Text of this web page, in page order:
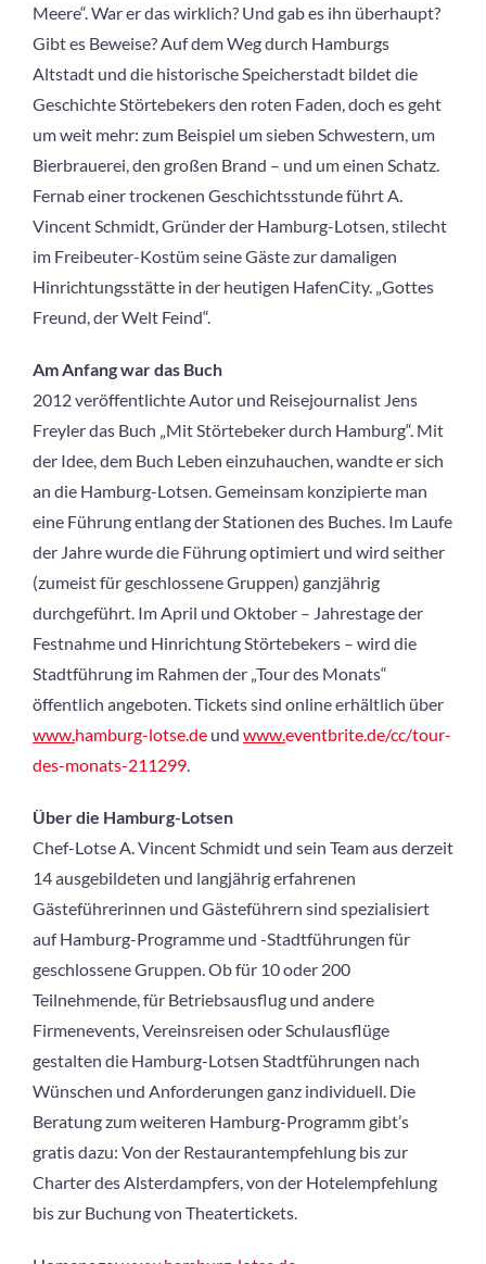
Meere“. War er das wirklich? Und gab es ihn überhaupt?
Gibt es Beweise? Auf dem Weg durch Hamburgs
Altstadt und die historische Speicherstadt bildet die
Geschichte Störtebekers den roten Faden, doch es geht
um weit mehr: zum Beispiel um sieben Schwestern, um
Bierbrauerei, den großen Brand – und um einen Schatz.
Fernab einer trockenen Geschichtsstunde führt A.
Vincent Schmidt, Gründer der Hamburg-Lotsen, stilecht
im Freibeuter-Kostüm seine Gäste zur damaligen
Hinrichtungsstätte in der heutigen HafenCity. „Gottes
Freund, der Welt Feind“.
Am Anfang war das Buch
2012 veröffentlichte Autor und Reisejournalist Jens
Freyler das Buch „Mit Störtebeker durch Hamburg“. Mit
der Idee, dem Buch Leben einzuhauchen, wandte er sich
an die Hamburg-Lotsen. Gemeinsam konzipierte man
eine Führung entlang der Stationen des Buches. Im Laufe
der Jahre wurde die Führung optimiert und wird seither
(zumeist für geschlossene Gruppen) ganzjährig
durchgeführt. Im April und Oktober – Jahrestage der
Festnahme und Hinrichtung Störtebekers – wird die
Stadtführung im Rahmen der „Tour des Monats“
öffentlich angeboten. Tickets sind online erhältlich über
www.hamburg-lotse.deund www.eventbrite.de/cc/tour-
des-monats-211299.
Über die Hamburg-Lotsen
Chef-Lotse A. Vincent Schmidt und sein Team aus derzeit
14 ausgebildeten und langjährig erfahrenen
Gästeführerinnen und Gästeführern sind spezialisiert
auf Hamburg-Programme und -Stadtführungen für
geschlossene Gruppen. Ob für 10 oder 200
Teilnehmende, für Betriebsausflug und andere
Firmenevents, Vereinsreisen oder Schulausflüge
gestalten die Hamburg-Lotsen Stadtführungen nach
Wünschen und Anforderungen ganz individuell. Die
Beratung zum weiteren Hamburg-Programm gibt’s
gratis dazu: Von der Restaurantempfehlung bis zur
Charter des Alsterdampfers, von der Hotelempfehlung
bis zur Buchung von Theatertickets.